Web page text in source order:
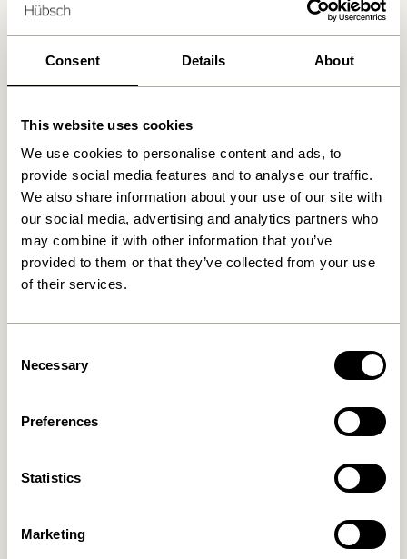
Consent Details About
This website uses cookies
We use cookies to personalise content and ads, to
provide social media features and to analyse our traffic.
We also share information about your use of our site with
our social media, advertising and analytics partners who
may combine it with other information that you’ve
provided to them or that they’ve collected from your use
of their services.
Selection
Necessary
Preferences
Statistics
Marketing
Kostenlose Lieferung über
Ähnliche Produkte
1.299,00kr.
In den warenkorb